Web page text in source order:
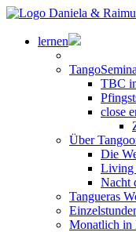
lernen
TBC
close
Über
Die
Living
Nacht
Tangueras
Monatlich in